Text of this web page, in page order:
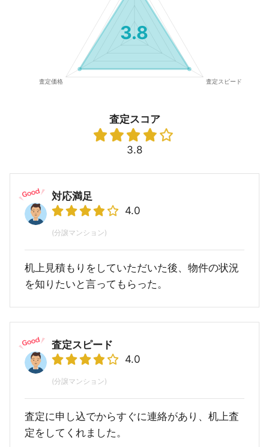
3.8
査定スコア
3.8
対応満足
4.0
(分譲マンション)
机上見積もりをしていただいた後、物件の状況
を知りたいと言ってもらった。
査定スピード
4.0
(分譲マンション)
査定に申し込でからすぐに連絡があり、机上査
定をしてくれました。